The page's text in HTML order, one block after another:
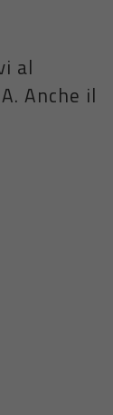
al
Anche il